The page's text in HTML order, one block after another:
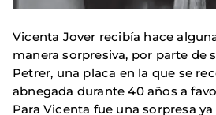
Vicenta Jover recibía hace
manera sorpresiva, por parte de
Petrer, una placa en la que se
abnegada durante 40 años a
Para Vicenta fue una sorpresa